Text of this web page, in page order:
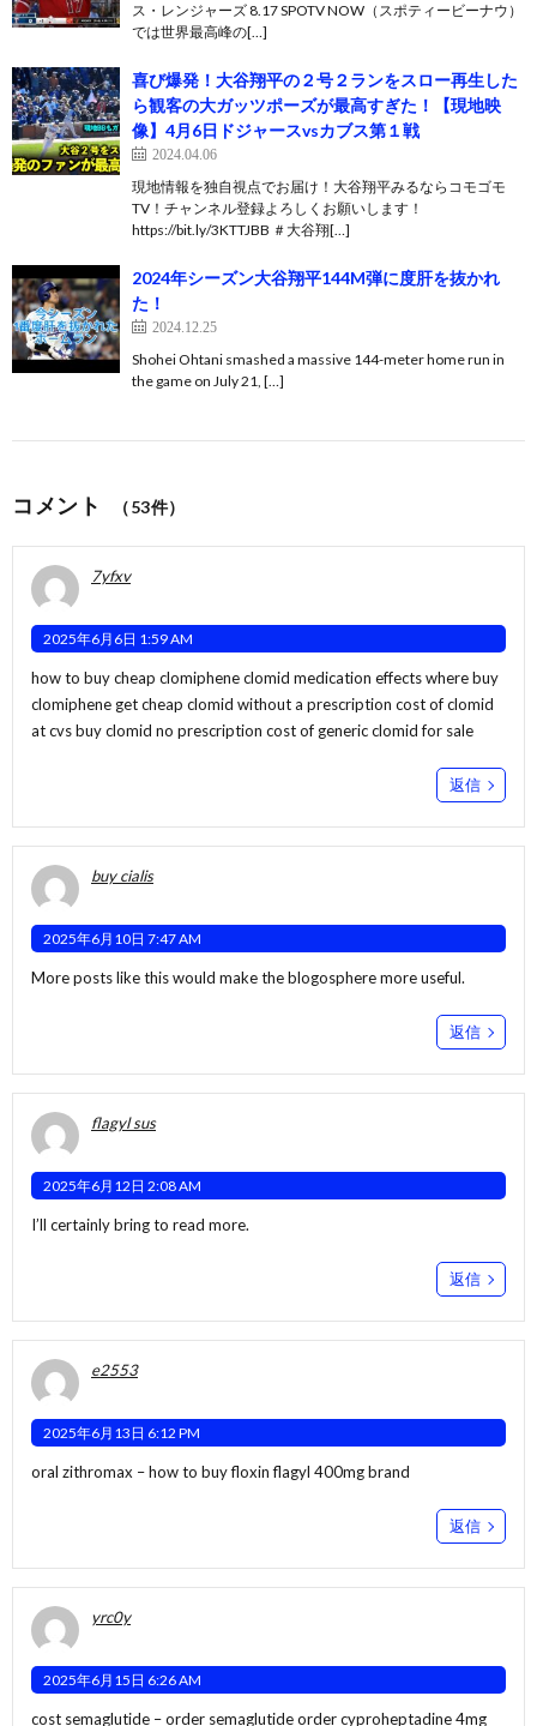
ス・レンジャーズ 8.17 SPOTV NOW（スポティービーナウ）
では世界最高峰の[…]
喜び爆発！大谷翔平の２号２ランをスロー再生した
ら観客の大ガッツポーズが最高すぎた！【現地映
像】4月6日ドジャースvsカブス第１戦
2024.04.06
現地情報を独自視点でお届け！大谷翔平みるならコモゴモ
TV！チャンネル登録よろしくお願いします！
https://bit.ly/3KTTJBB ＃大谷翔[…]
2024年シーズン大谷翔平144M弾に度肝を抜かれ
た！
2024.12.25
Shohei Ohtani smashed a massive 144-meter home run in
the game on July 21, […]
コメント （53件）
7yfxv
2025年6月6日 1:59 AM
how to buy cheap clomiphene clomid medication effects where buy
clomiphene get cheap clomid without a prescription cost of clomid
at cvs buy clomid no prescription cost of generic clomid for sale
返信
buy cialis
2025年6月10日 7:47 AM
More posts like this would make the blogosphere more useful.
返信
flagyl sus
2025年6月12日 2:08 AM
I’ll certainly bring to read more.
返信
e2553
2025年6月13日 6:12 PM
oral zithromax –how to buy floxinflagyl 400mg brand
返信
yrc0y
2025年6月15日 6:26 AM
cost semaglutide –order semaglutideorder cyproheptadine 4mg